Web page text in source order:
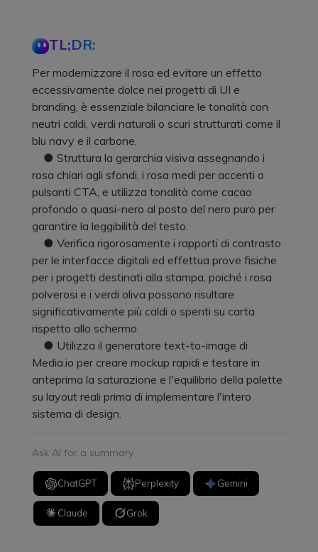
TL;DR:
Per modernizzare il rosa ed evitare un effetto
eccessivamente dolce nei progetti di UI e
branding, è essenziale bilanciare le tonalità con
neutri caldi, verdi naturali o scuri strutturati come il
blu navy e il carbone.
● Struttura la gerarchia visiva assegnando i
rosa chiari agli sfondi, i rosa medi per accenti o
pulsanti CTA, e utilizza tonalità come cacao
profondo o quasi-nero al posto del nero puro per
garantire la leggibilità del testo.
● Verifica rigorosamente i rapporti di contrasto
per le interfacce digitali ed effettua prove fisiche
per i progetti destinati alla stampa, poiché i rosa
polverosi e i verdi oliva possono risultare
significativamente più caldi o spenti su carta
rispetto allo schermo.
● Utilizza il generatore text-to-image di
Media.io per creare mockup rapidi e testare in
anteprima la saturazione e l'equilibrio della palette
su layout reali prima di implementare l'intero
sistema di design.
Ask AI for a summary
ChatGPT Perplexity Gemini
Claude Grok